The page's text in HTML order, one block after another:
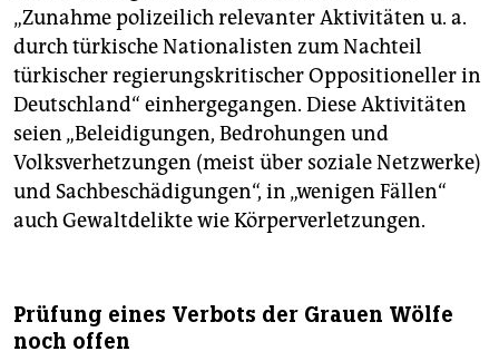
„Zunahme polizeilich relevanter Aktivitäten u. a.
durch türkische Nationalisten zum Nachteil
türkischer regierungskritischer Oppositioneller in
Deutschland“ einhergegangen. Diese Aktivitäten
seien „Beleidigungen, Bedrohungen und
Volksverhetzungen (meist über soziale Netzwerke)
und Sachbeschädigungen“, in „wenigen Fällen“
auch Gewaltdelikte wie Körperverletzungen.
Prüfung eines Verbots der Grauen Wölfe
noch offen